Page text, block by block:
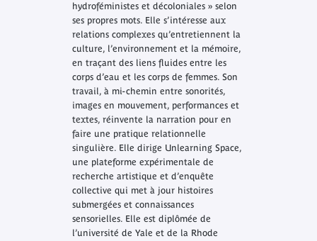
hydroféministes et décoloniales » selon
ses propres mots. Elle s’intéresse aux
relations complexes qu’entretiennent la
culture, l’environnement et la mémoire,
en traçant des liens fluides entre les
corps d’eau et les corps de femmes. Son
travail, à mi-chemin entre sonorités,
images en mouvement, performances et
textes, réinvente la narration pour en
faire une pratique relationnelle
singulière. Elle dirige Unlearning Space,
une plateforme expérimentale de
recherche artistique et d’enquête
collective qui met à jour histoires
submergées et connaissances
sensorielles. Elle est diplômée de
l’université de Yale et de la Rhode